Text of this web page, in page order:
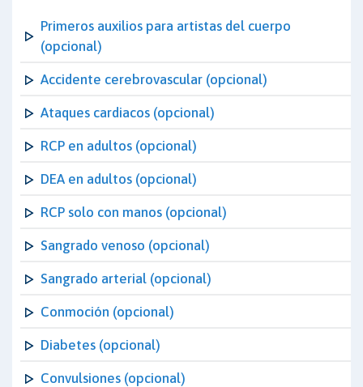
Primeros auxilios para artistas del cuerpo
(opcional)
Accidente cerebrovascular (opcional)
Ataques cardiacos (opcional)
RCP en adultos (opcional)
DEA en adultos (opcional)
RCP solo con manos (opcional)
Sangrado venoso (opcional)
Sangrado arterial (opcional)
Conmoción (opcional)
Diabetes (opcional)
Convulsiones (opcional)